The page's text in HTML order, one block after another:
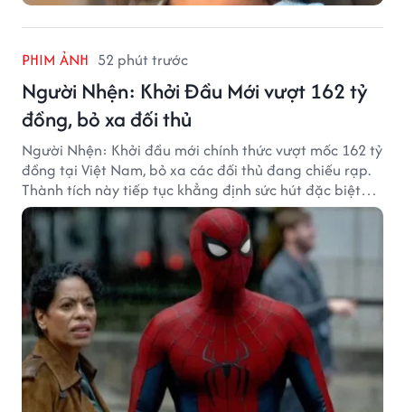
PHIM ẢNH 52 phút trước
Người Nhện: Khởi Đầu Mới vượt 162 tỷ
đồng, bỏ xa đối thủ
Người Nhện: Khởi đầu mới chính thức vượt mốc 162 tỷ
đồng tại Việt Nam, bỏ xa các đối thủ đang chiếu rạp.
Thành tích này tiếp tục khẳng định sức hút đặc biệt
của thương hiệu Người Nhện với khán giả.